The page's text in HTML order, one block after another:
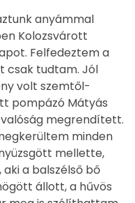
anyámmal
Kolozsvárott
Felfedeztem a
csak tudtam. Jól
volt szemtől-
pompázó Mátyás
megrendített.
minden
mellette,
a balszélső bő
állott, a hűvös